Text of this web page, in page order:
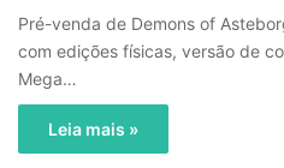
Pré-venda de Demons of
com edições físicas, versão de
Mega…
Leia mais »